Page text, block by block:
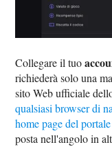
Collegare il tuo
richiederà solo una
sito Web ufficiale
qualsiasi browser di
home page del
posta nell'angolo in